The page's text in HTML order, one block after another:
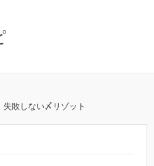
敗しない〆リゾット